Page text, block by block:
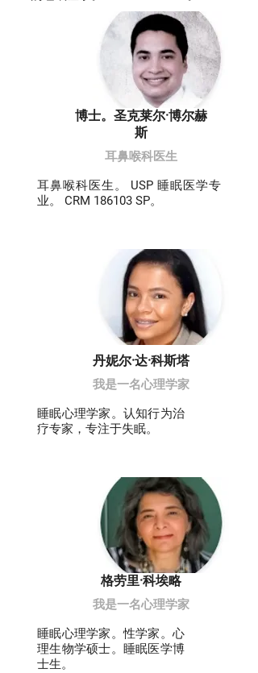
博士。圣克莱尔·博尔赫
斯
耳鼻喉科医生
耳鼻喉科医生。 USP 睡眠医学专
业。 CRM 186103 SP。
丹妮尔·达·科斯塔
我是一名心理学家
睡眠心理学家。认知行为治
疗专家，专注于失眠。
格劳里·科埃略
我是一名心理学家
睡眠心理学家。性学家。心
理生物学硕士。睡眠医学博
士生。